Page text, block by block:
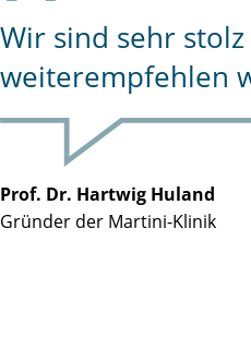
Wir sind sehr
weiterempfehlen
Prof. Dr. Hartwig Huland
Gründer der Martini-Klinik